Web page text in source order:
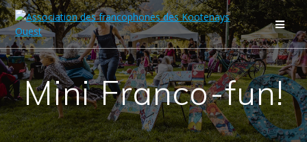
Passer
au
contenu
Mini Franco-fun!